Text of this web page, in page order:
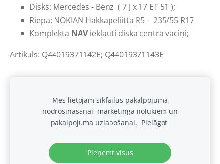
Disks: Mercedes - Benz ( 7 J x 17 ET 51 );
Riepa: NOKIAN Hakkapeliitta R5- 235/55 R17
Komplektā NAViekļauti diska centra vāciņi;
Artikuls: Q44019371142E; Q44019371143E
Sīkdatnes
.
Mēs lietojam sīkfailus pakalpojuma
nodrošināšanai, mārketinga nolūkiem un
pakalpojuma uzlabošanai. Pielāgot
Pieņemt visus